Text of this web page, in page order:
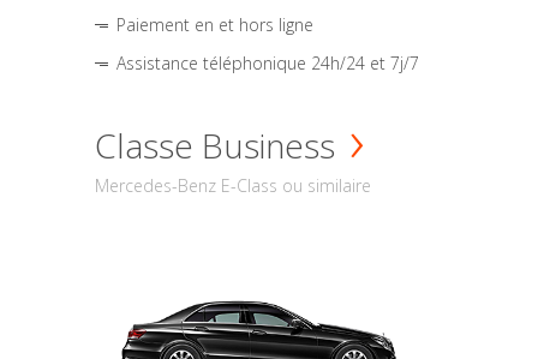
Paiement en et hors ligne
Assistance téléphonique 24h/24 et 7j/7
Classe Business
Mercedes-Benz E-Class ou similaire